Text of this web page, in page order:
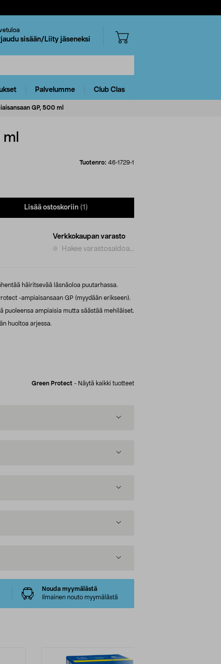
sisään/Liity jäseneksi
Palvelumme Club Clas
GP, 500 ml
Tuotenro: 46-1729-1
Lisää ostoskoriin (1)
Verkkokaupan varasto
Hakee varastosaldoa...
häiritsevää läsnäoloa puutarhassa.
-ampiaisansaan GP (myydään erikseen).
puoleensa ampiaisia mutta säästää mehiläiset.
huoltoa arjessa.
Green Protect - Näytä kaikki tuotteet
Nouda myymälästä
Ilmainen nouto myymälästä